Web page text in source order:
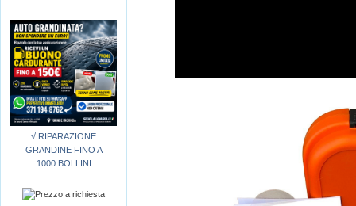
√ RIPARAZIONE
GRANDINE FINO A
1000 BOLLINI